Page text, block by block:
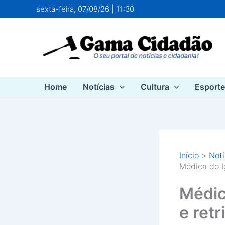
para
sexta-feira, 07/08/26 | 11:30
Home Notícias Cultura Esporte
Início
Médica do
e